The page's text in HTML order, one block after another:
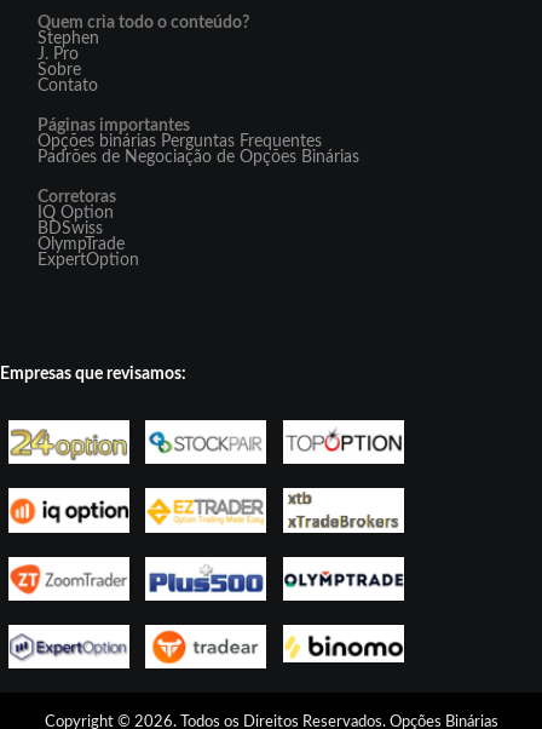
Quem cria todo o conteúdo?
Stephen
J. Pro
Sobre
Contato
Páginas importantes
Opções binárias Perguntas Frequentes
Padrões de Negociação de Opções Binárias
Corretoras
IQ Option
BDSwiss
OlympTrade
ExpertOption
Empresas que revisamos:
Copyright © 2026. Todos os Direitos Reservados. Opções Binárias